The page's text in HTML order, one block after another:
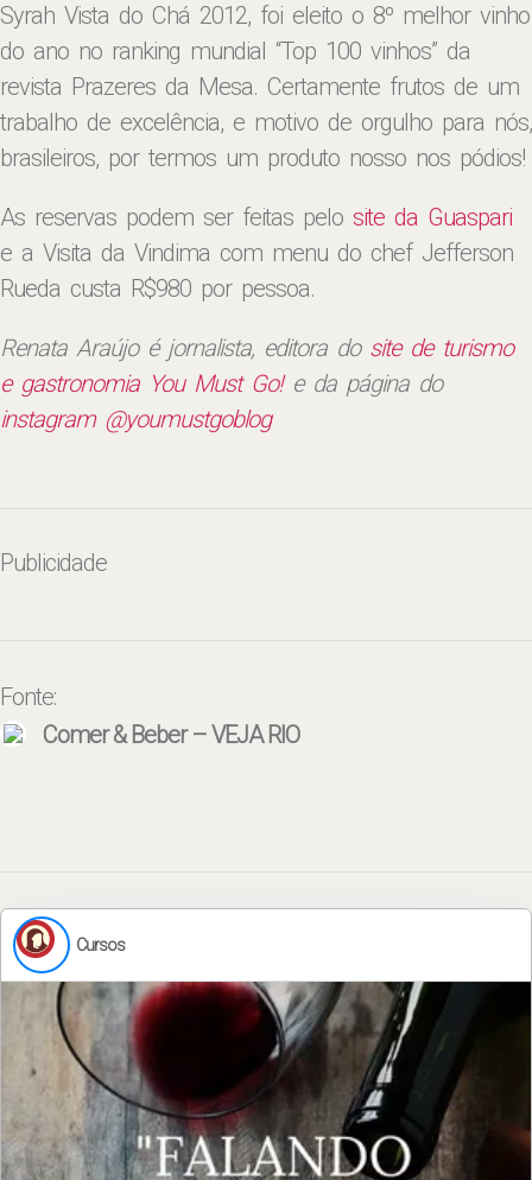
Syrah Vista do Chá 2012, foi eleito o 8º melhor vinho
do ano no ranking mundial “Top 100 vinhos” da
revista Prazeres da Mesa. Certamente frutos de um
trabalho de excelência, e motivo de orgulho para nós,
brasileiros, por termos um produto nosso nos pódios!
As reservas podem ser feitas pelo site da Guaspari
e a Visita da Vindima com menu do chef Jefferson
Rueda custa R$980 por pessoa.
Renata Araújo é jornalista, editora do site de turismo
e gastronomia You Must Go! e da página do
instagram @youmustgoblog
Publicidade
Fonte:
Comer & Beber – VEJA RIO
Cursos